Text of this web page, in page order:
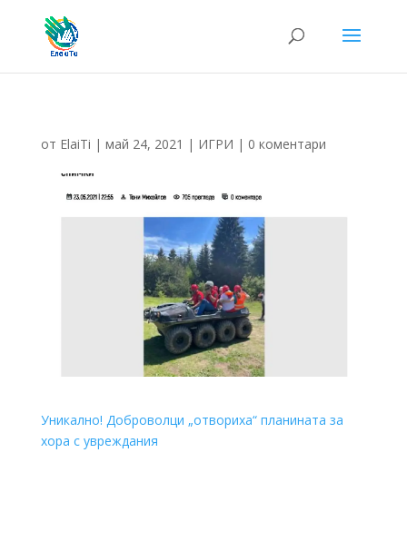
от ElaiTi | май 24, 2021 | ИГРИ | 0 коментари
Уникално! Доброволци „отвориха“ планината за
хора с увреждания